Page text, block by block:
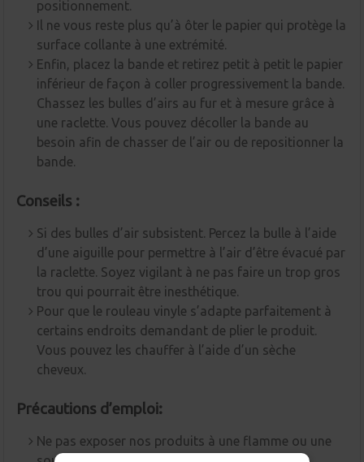
positionnement.
Il ne vous reste plus qu’à ôter le papier qui protège la
surface collante à une extrémité.
Enfin, placez la bande et retirez petit à petit le papier
inférieur de façon à coller progressivement la bande.
Chassez les bulles d’airs au fur et à mesure grâce à
une raclette. Vous pouvez décoller la bande au
besoin afin de chasser de l’air ou de repositionner la
bande.
Conseils :
Si des bulles d’air subsistent. Percez la bulle à l’aide
d’une aiguille pour permettre à l’air d’être évacué par
la raclette. Soyez vigilant à ne pas faire un trop gros
trou qui pourrait être inesthétique.
Pour que le rouleau vinyle s’adapte parfaitement à
certains endroits demandant de plier le produit.
Vous pouvez les chauffer à l’aide d’un sèche
cheveux.
Précautions d’emploi:
Ne pas exposer nos produits à une flamme ou une